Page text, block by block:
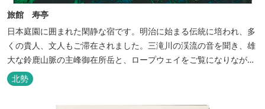
旅館 寿亭
日本庭園に囲まれた閑静な宿です。明治に始まる伝統に培われ、多
くの貴人、文人もご滞在されました。三滝川の渓流の音を聞き、雄
大な鈴鹿山脈の主峰御在所岳と、ロープウェイをご覧になりながら
お入りいただく露天風呂は気持ちがいいです。 また、庭園にある昭
和初期の離れの客間を改装した貸切風呂（６タイプ）はレトロクラ
シカルな雰囲気でみなさまに好評をいただいております。夕食は部
北勢